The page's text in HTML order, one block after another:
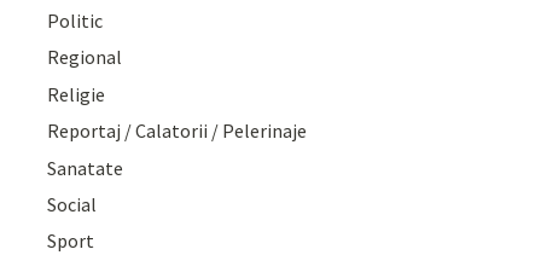
Politic
Regional
Religie
Reportaj / Calatorii / Pelerinaje
Sanatate
Social
Sport